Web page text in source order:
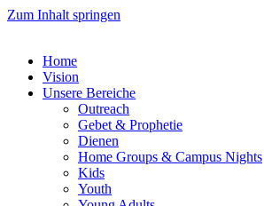
Zum Inhalt springen
Home
Vision
Unsere Bereiche
Outreach
Gebet & Prophetie
Dienen
Home Groups & Campus Nights
Kids
Youth